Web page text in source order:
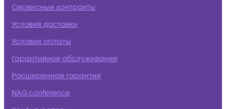
Сервисные контракты
Условия доставки
Условия оплаты
Гарантийное обслуживание
Расширенная гарантия
NAG.conference